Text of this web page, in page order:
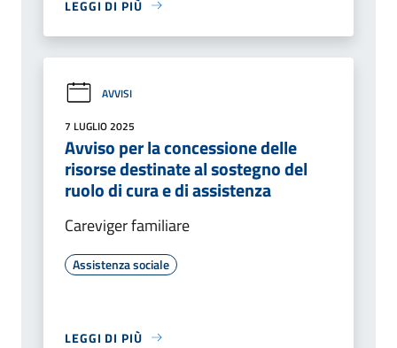
LEGGI DI PIÙ
AVVISI
7 LUGLIO 2025
Avviso per la concessione delle
risorse destinate al sostegno del
ruolo di cura e di assistenza
Careviger familiare
Assistenza sociale
LEGGI DI PIÙ